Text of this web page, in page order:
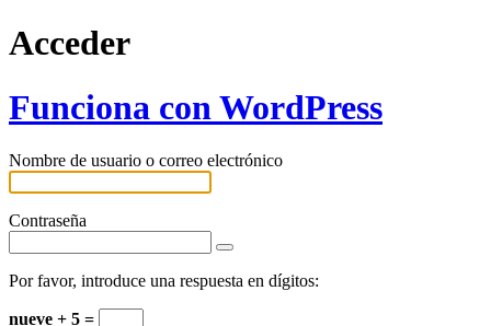
Acceder
Funciona con WordPress
Nombre de usuario o correo electrónico
Contraseña
Por favor, introduce una respuesta en dígitos:
nueve + 5 =